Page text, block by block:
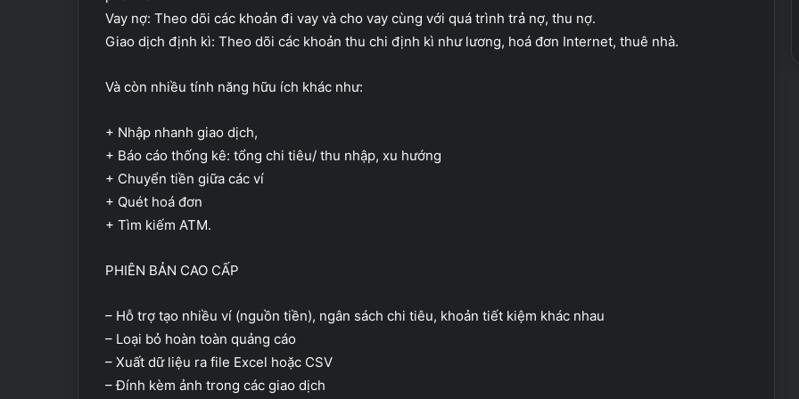
Vay nợ: Theo dõi các khoản đi vay và cho vay cùng với quá trình trả nợ, thu nợ.
Giao dịch định kì: Theo dõi các khoản thu chi định kì như lương, hoá đơn Internet, thuê nhà.
Và còn nhiều tính năng hữu ích khác như:
+ Nhập nhanh giao dịch,
+ Báo cáo thống kê: tổng chi tiêu/ thu nhập, xu hướng
+ Chuyển tiền giữa các ví
+ Quét hoá đơn
+ Tìm kiếm ATM.
PHIÊN BẢN CAO CẤP
– Hỗ trợ tạo nhiều ví (nguồn tiền), ngân sách chi tiêu, khoản tiết kiệm khác nhau
– Loại bỏ hoàn toàn quảng cáo
– Xuất dữ liệu ra file Excel hoặc CSV
– Đính kèm ảnh trong các giao dịch